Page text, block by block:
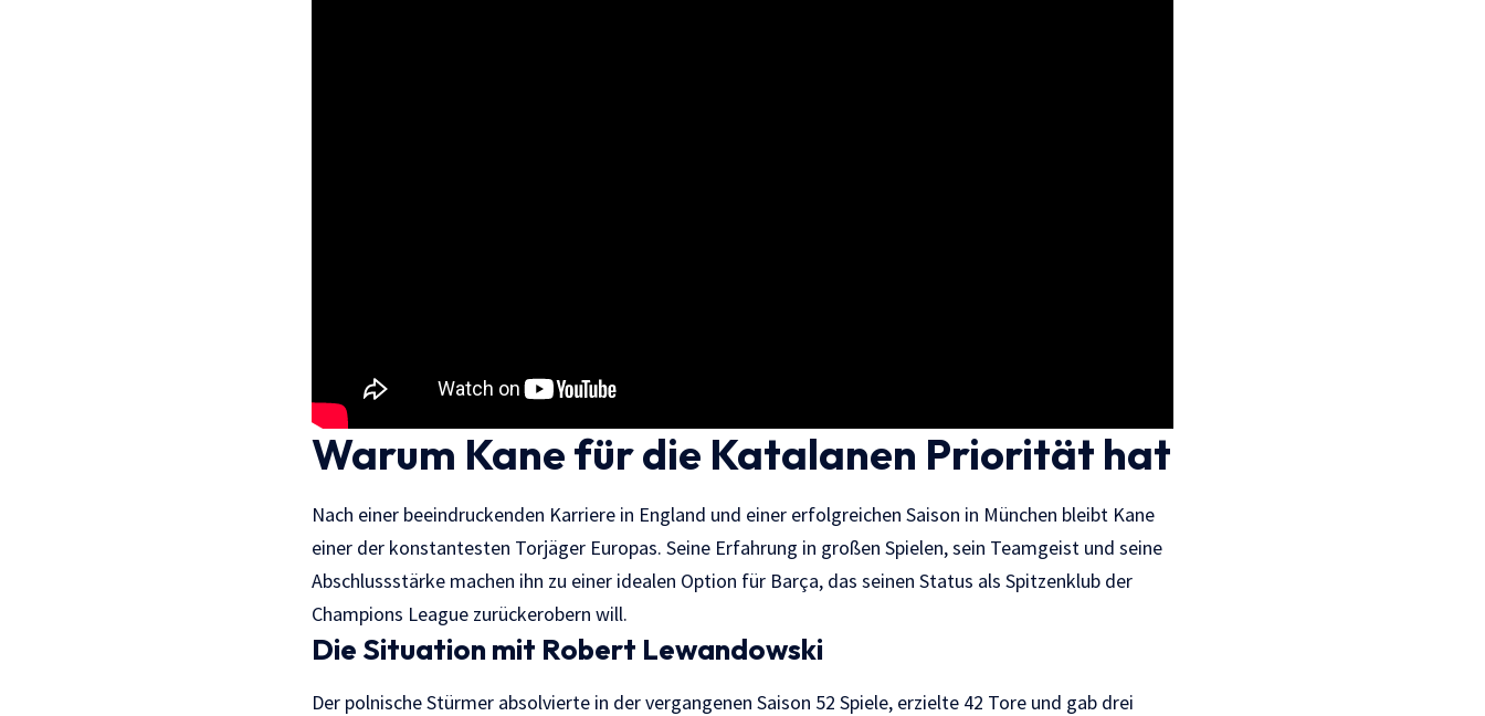
Warum Kane für die Katalanen Priorität hat
Nach einer beeindruckenden Karriere in England und einer erfolgreichen Saison in München bleibt Kane
einer der konstantesten Torjäger Europas. Seine Erfahrung in großen Spielen, sein Teamgeist und seine
Abschlussstärke machen ihn zu einer idealen Option für Barça, das seinen Status als Spitzenklub der
Champions League zurückerobern will.
Die Situation mit Robert Lewandowski
Der polnische Stürmer absolvierte in der vergangenen Saison 52 Spiele, erzielte 42 Tore und gab drei